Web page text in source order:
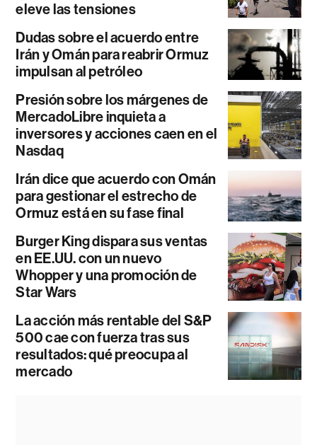
eleve las tensiones
Dudas sobre el acuerdo entre
Irán y Omán para reabrir Ormuz
impulsan al petróleo
Presión sobre los márgenes de
MercadoLibre inquieta a
inversores y acciones caen en el
Nasdaq
Irán dice que acuerdo con Omán
para gestionar el estrecho de
Ormuz está en su fase final
Burger King dispara sus ventas
en EE.UU. con un nuevo
Whopper y una promoción de
Star Wars
La acción más rentable del S&P
500 cae con fuerza tras sus
resultados: qué preocupa al
mercado